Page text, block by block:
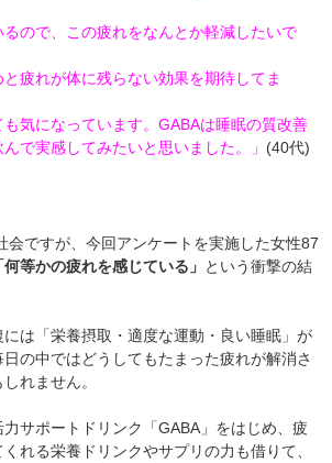
るので、この疲れをなんとか軽減したいで
と疲れが体に残らない効果を期待してま
も気になっています。GABAは睡眠の質改善
で実感してみたいと思いました。」 (40代)
会ですが、今回アンケートを実施した女性87
等かの疲れを感じている」 という衝撃の結
は「栄養摂取・適度な運動・良い睡眠」が
の中ではどうしてもたまった疲れが解消さ
れません。
サポートドリンク「GABA」をはじめ、疲
れる栄養ドリンクやサプリの力も借りて、